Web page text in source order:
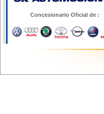
Concesionario Oficial de :